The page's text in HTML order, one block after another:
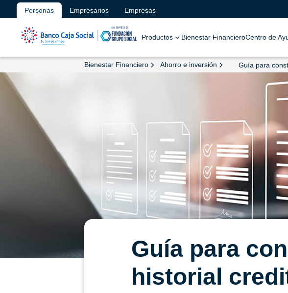
Personas Empresarios Empresas
Productos Bienestar FinancieroCentro de
Bienestar Financiero Ahorro e inversión Guía para
Guía para
historial